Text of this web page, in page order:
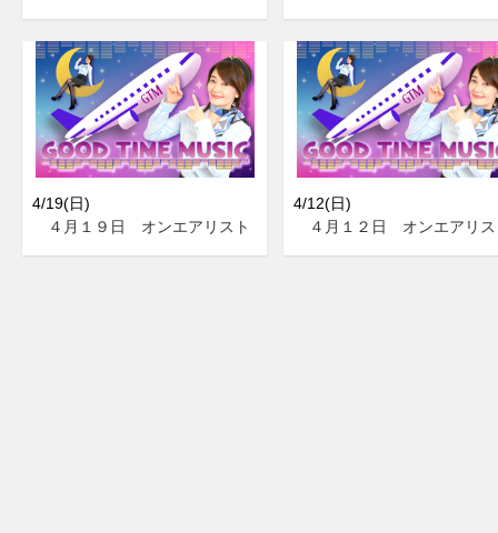
4/19(日)
４月１９日 オンエアリスト
4/12(日)
４月１２日 オンエアリス